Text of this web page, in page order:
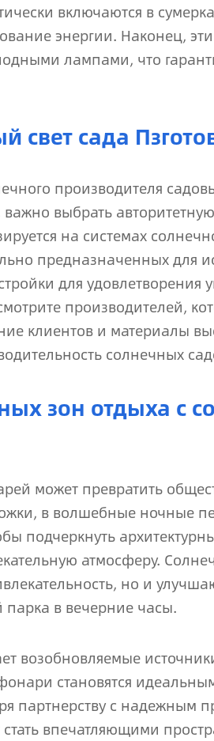
включаются в
энергии. Наконец,
лампами, что
сада
производителя
выбрать
на системах
предназначенных для
для удовлетворения
производителей,
клиентов и материалы
солнечных
зон отдыха с
может превратить
в волшебные ночные
подчеркнуть
атмосферу.
но и
в вечерние часы.
возобновляемые
становятся
партнерству с надежным
впечатляющими